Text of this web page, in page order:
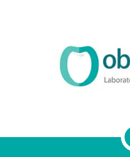
ORDEM DE SERVIÇO